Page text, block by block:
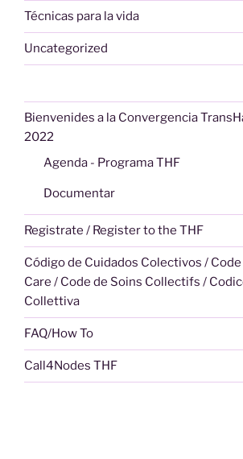
Técnicas para la vida
Uncategorized
Bienvenides a la Convergencia
2022
Agenda - Programa THF
Documentar
Registrate / Register to the THF
Código de Cuidados Colectivos /
Care / Code de Soins Collectifs /
Collettiva
FAQ/How To
Call4Nodes THF